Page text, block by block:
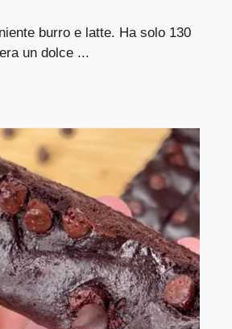
burro e latte. Ha solo 130
un dolce ...